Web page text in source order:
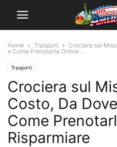
Home Trasporti
Crociera sul
e Come Prenotarla Online...
Trasporti
Crociera sul
Costo, Da
Come
Risparmiare